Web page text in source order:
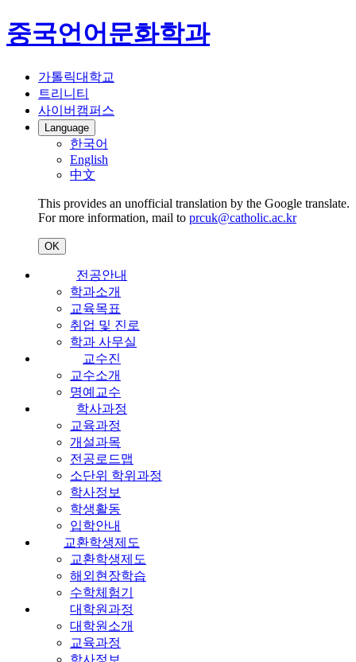
중국언어문화학과
가톨릭대학교
트리니티
사이버캠퍼스
Language
한국어
English
中文
This provides an unofficial translation by the Google translate.
For more information, mail to prcuk@catholic.ac.kr
OK
전공안내
학과소개
교육목표
취업 및 진로
학과 사무실
교수진
교수소개
명예교수
학사과정
교육과정
개설과목
전공로드맵
소단위 학위과정
학사정보
학생활동
입학안내
교환학생제도
교환학생제도
해외현장학습
수학체험기
대학원과정
대학원소개
교육과정
학사정보